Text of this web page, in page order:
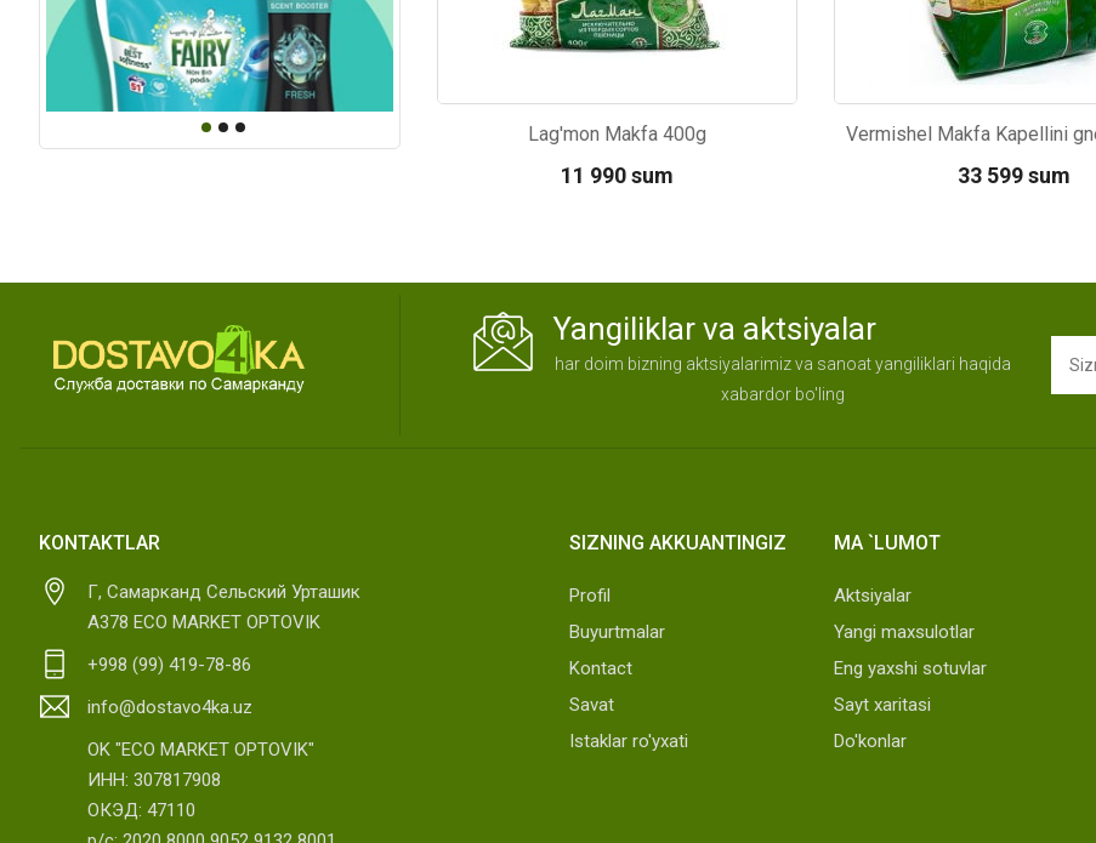
Lag'mon Makfa 400g
11 990 sum 33 599 sum
Yangiliklar va aktsiyalar
har doim bizning aktsiyalarimiz va sanoat yangiliklari haqida
xabardor bo'ling
KONTAKTLAR
Г, Самарканд Сельский Урташик
А378 ECO MARKET OPTOVIK
+998 (99) 419-78-86
info@dostavo4ka.uz
OK "ECO MARKET OPTOVIK"
ИНН: 307817908
ОКЭД: 47110
SIZNING AKKUANTINGIZ
Profil
Buyurtmalar
Kontact
Savat
Istaklar ro'yxati
MA `LUMOT
Aktsiyalar
Yangi maxsulotlar
Eng yaxshi sotuvlar
Sayt xaritasi
Do'konlar